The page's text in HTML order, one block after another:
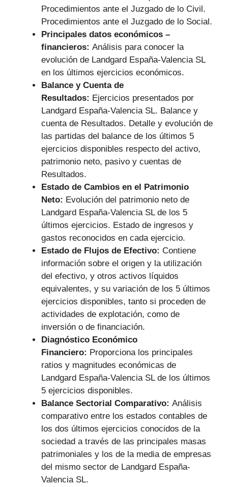
Procedimientos ante el Juzgado de lo Civil.
Procedimientos ante el Juzgado de lo Social.
Principales datos económicos –
financieros: Análisis para conocer la
evolución de Landgard España-Valencia SL
en los últimos ejercicios económicos.
Balance y Cuenta de
Resultados: Ejercicios presentados por
Landgard España-Valencia SL. Balance y
cuenta de Resultados. Detalle y evolución de
las partidas del balance de los últimos 5
ejercicios disponibles respecto del activo,
patrimonio neto, pasivo y cuentas de
Resultados.
Estado de Cambios en el Patrimonio
Neto: Evolución del patrimonio neto de
Landgard España-Valencia SL de los 5
últimos ejercicios. Estado de ingresos y
gastos reconocidos en cada ejercicio.
Estado de Flujos de Efectivo: Contiene
información sobre el origen y la utilización
del efectivo, y otros activos líquidos
equivalentes, y su variación de los 5 últimos
ejercicios disponibles, tanto si proceden de
actividades de explotación, como de
inversión o de financiación.
Diagnóstico Económico
Financiero: Proporciona los principales
ratios y magnitudes económicas de
Landgard España-Valencia SL de los últimos
5 ejercicios disponibles.
Balance Sectorial Comparativo: Análisis
comparativo entre los estados contables de
los dos últimos ejercicios conocidos de la
sociedad a través de las principales masas
patrimoniales y los de la media de empresas
del mismo sector de Landgard España-
Valencia SL.